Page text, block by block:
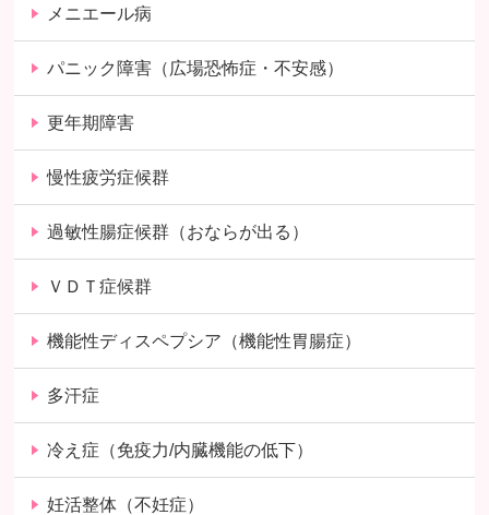
メニエール病
パニック障害（広場恐怖症・不安感）
更年期障害
慢性疲労症候群
過敏性腸症候群（おならが出る）
ＶＤＴ症候群
機能性ディスペプシア（機能性胃腸症）
多汗症
冷え症（免疫力/内臓機能の低下）
妊活整体（不妊症）